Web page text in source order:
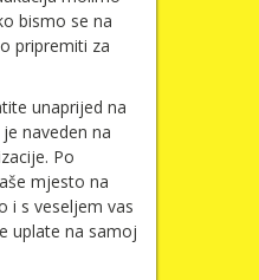
bismo se na
pripremiti za
unaprijed na
naveden na
Po
mjesto na
i s veseljem vas
uplate na samoj